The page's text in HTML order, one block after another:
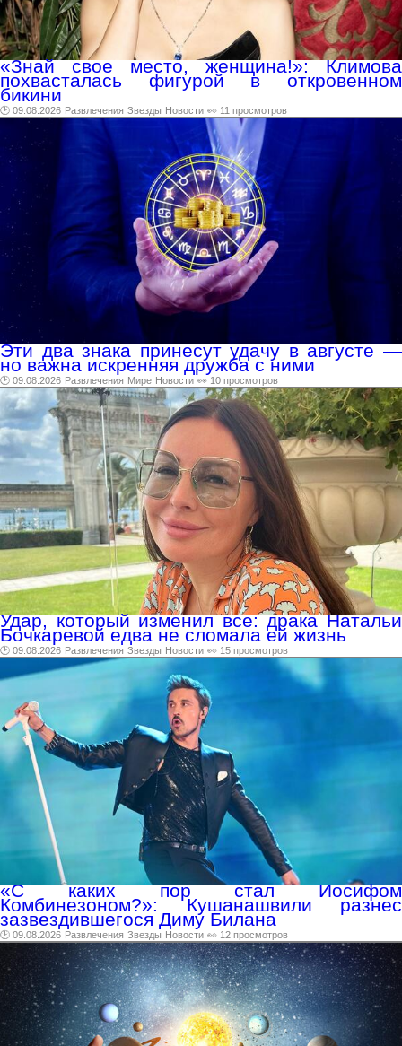
«Знай свое место, женщина!»: Климова
похвасталась фигурой в откровенном
бикини
🕑 09.08.2026 Развлечения Звезды Новости 👀 11 просмотров
Эти два знака принесут удачу в августе —
но важна искренняя дружба с ними
🕑 09.08.2026 Развлечения Мире Новости 👀 10 просмотров
Удар, который изменил все: драка Натальи
Бочкаревой едва не сломала ей жизнь
🕑 09.08.2026 Развлечения Звезды Новости 👀 15 просмотров
«С каких пор стал Иосифом
Комбинезоном?»: Кушанашвили разнес
зазвездившегося Диму Билана
🕑 09.08.2026 Развлечения Звезды Новости 👀 12 просмотров